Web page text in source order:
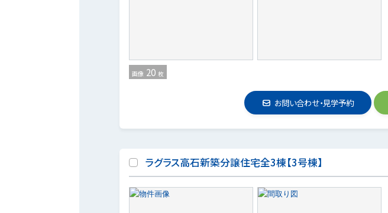
画像 20 枚
お問い合わせ・見学予約
ラグラス高石新築分譲住宅全3棟【3号棟】